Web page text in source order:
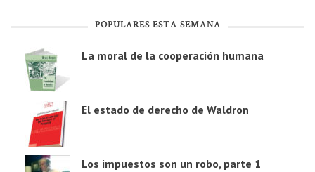
POPULARES ESTA SEMANA
La moral de la cooperación humana
El estado de derecho de Waldron
Los impuestos son un robo, parte 1